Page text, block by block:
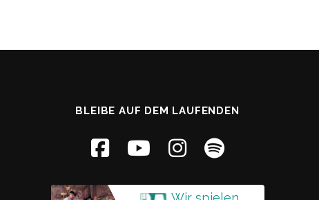
BLEIBE AUF DEM LAUFENDEN